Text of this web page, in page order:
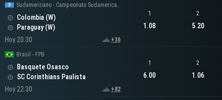
Sudamericano - Campeonato Sudamericano Femenino
Colombia (W)
Paraguay (W)
Hoy 20:30
+36
1
1.08
2
5.20
Brasil - FPB
Basquete Osasco
SC Corinthians Paulista
Hoy 22:30
+82
1
6.00
2
1.06